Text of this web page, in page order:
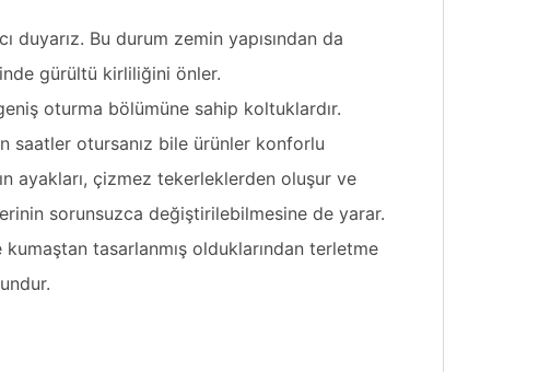
Bu durum zemin yapısından da
gürültü kirliliğini önler.
oturma bölümüne sahip koltuklardır.
saatler otursanız bile ürünler konforlu
ayakları, çizmez tekerleklerden oluşur ve
sorunsuzca değiştirilebilmesine de yarar.
tasarlanmış olduklarından terletme